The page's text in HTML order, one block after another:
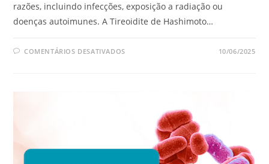
razões, incluindo infecções, exposição a radiação ou
doenças autoimunes. A Tireoidite de Hashimoto…
COMENTÁRIOS DESATIVADOS 10/06/2025